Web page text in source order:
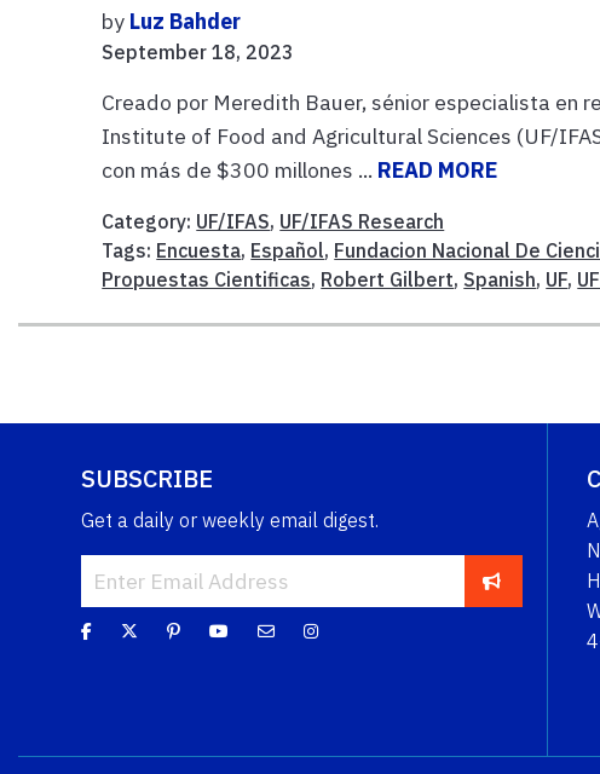
by Luz Bahder
September 18, 2023
Creado por Meredith Bauer, sénior especialista en
Institute of Food and Agricultural Sciences (UF/
con más de $300 millones ... READ MORE
Category: UF/IFAS, UF/IFAS Research
Tags: Encuesta, Español, Fundacion Nacional De
Propuestas Cientificas, Robert Gilbert, Spanish, UF,
SUBSCRIBE
Get a daily or weekly email digest.